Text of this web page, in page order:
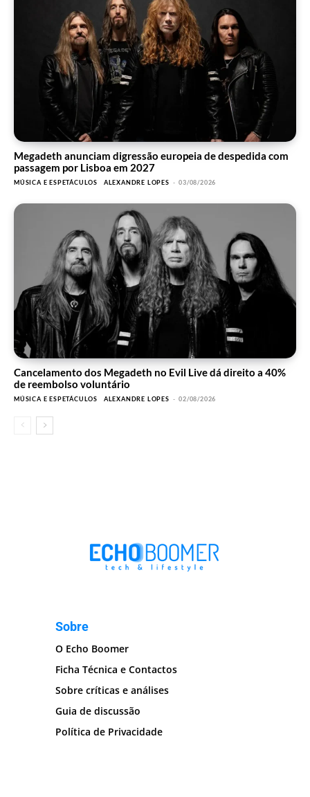
Megadeth anunciam digressão europeia de despedida com
passagem por Lisboa em 2027
MÚSICA E ESPETÁCULOS ALEXANDRE LOPES - 03/08/2026
Cancelamento dos Megadeth no Evil Live dá direito a 40%
de reembolso voluntário
MÚSICA E ESPETÁCULOS ALEXANDRE LOPES - 02/08/2026
Sobre
O Echo Boomer
Ficha Técnica e Contactos
Sobre críticas e análises
Guia de discussão
Política de Privacidade